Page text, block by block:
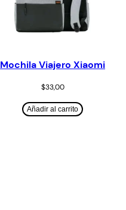
Mochila Viajero Xiaomi
$33,00
Añadir al carrito